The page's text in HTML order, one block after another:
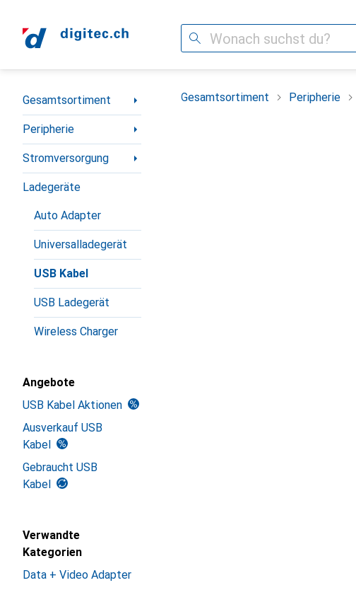
Suche
Navigation nach Kategorien
Gesamtsortiment
Peripherie
Stromversorgung
Ladegeräte
Auto Adapter
Universalladegerät
USB Kabel
USB Ladegerät
Wireless Charger
Angebote
USB Kabel Aktionen
Ausverkauf USB
Kabel
Gebraucht USB
Kabel
Verwandte
Kategorien
Data + Video Adapter
Gesamtsortiment Peripherie